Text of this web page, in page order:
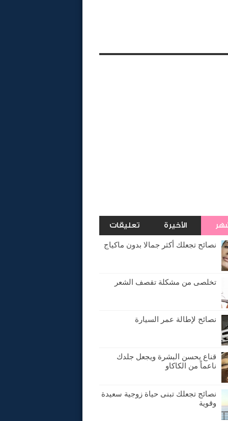
الأخيرة تعليقات
نصائح تجعلك أكثر جمالا بدون ماكياج
تخلصى من مشكلة تقصف الشعر
نصائح لإطالة عمر السيارة
قناع يحسن البشرة ويجعل جلدك
ناعماً من الكاكاو
نصائج تجعلك تبنى حياة زوجية سعيدة
وقوية